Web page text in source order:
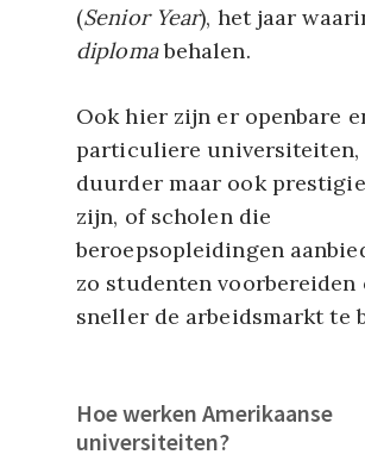
(Senior Year), het jaar
diplomabehalen.
Ook hier zijn er openbare
particuliere universiteiten,
duurder maar ook
zijn, of scholen die
beroepsopleidingen
zo studenten voorbereiden
sneller de arbeidsmarkt te
Hoe werken Amerikaanse
universiteiten?